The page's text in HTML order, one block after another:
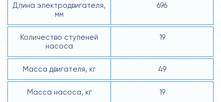
Длина электродвигателя,
мм
696
Количество ступеней
насоса
19
Масса двигателя, кг 49
Масса насоса, кг 19